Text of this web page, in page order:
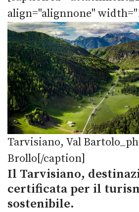
align="alignnone"
Tarvisiano, Val
Brollo[/caption]
Il Tarvisiano,
certificata per il
sostenibile.